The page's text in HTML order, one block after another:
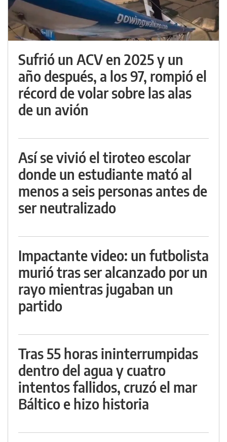
Sufrió un ACV en 2025 y un
año después, a los 97, rompió el
récord de volar sobre las alas
de un avión
Así se vivió el tiroteo escolar
donde un estudiante mató al
menos a seis personas antes de
ser neutralizado
Impactante video: un futbolista
murió tras ser alcanzado por un
rayo mientras jugaban un
partido
Tras 55 horas ininterrumpidas
dentro del agua y cuatro
intentos fallidos, cruzó el mar
Báltico e hizo historia